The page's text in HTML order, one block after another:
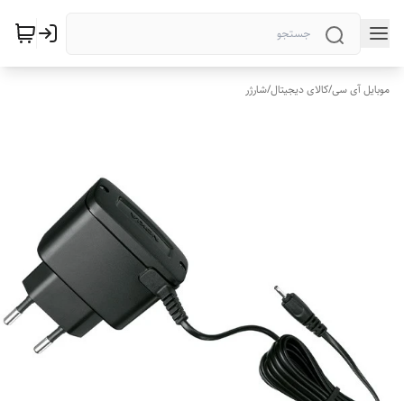
موبایل آی سی/کالای دیجیتال/شارژر